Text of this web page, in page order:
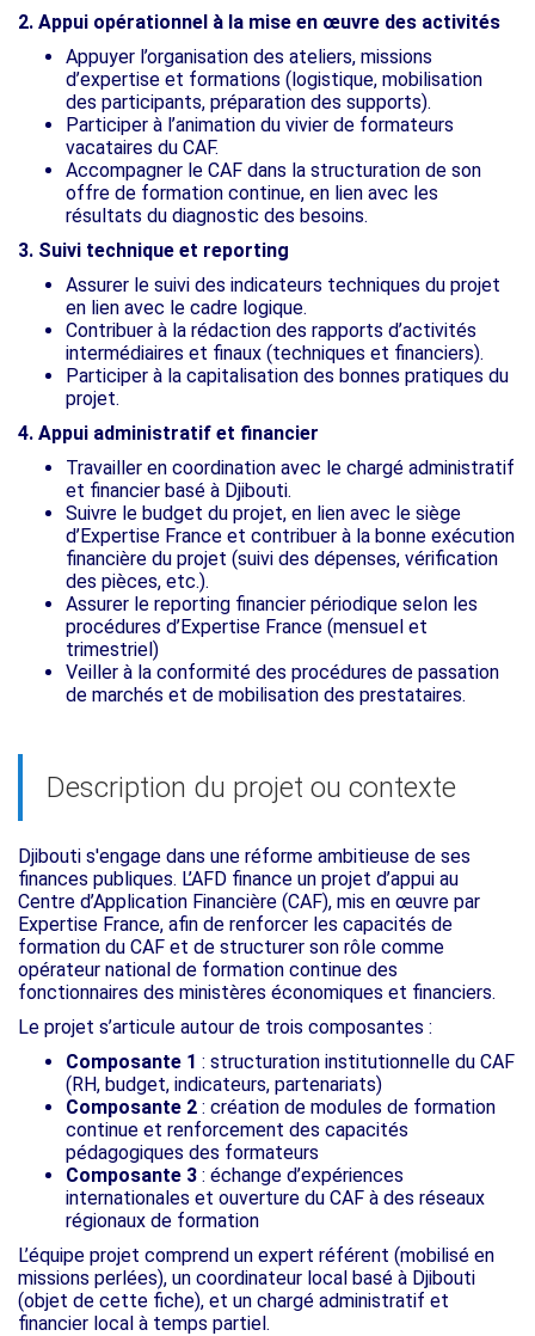
2. Appui opérationnel à la mise en œuvre des activités
Appuyer l’organisation des ateliers, missions
d’expertise et formations (logistique, mobilisation
des participants, préparation des supports).
Participer à l’animation du vivier de formateurs
vacataires du CAF.
Accompagner le CAF dans la structuration de son
offre de formation continue, en lien avec les
résultats du diagnostic des besoins.
3. Suivi technique et reporting
Assurer le suivi des indicateurs techniques du projet
en lien avec le cadre logique.
Contribuer à la rédaction des rapports d’activités
intermédiaires et finaux (techniques et financiers).
Participer à la capitalisation des bonnes pratiques du
projet.
4. Appui administratif et financier
Travailler en coordination avec le chargé administratif
et financier basé à Djibouti.
Suivre le budget du projet, en lien avec le siège
d’Expertise France et contribuer à la bonne exécution
financière du projet (suivi des dépenses, vérification
des pièces, etc.).
Assurer le reporting financier périodique selon les
procédures d’Expertise France (mensuel et
trimestriel)
Veiller à la conformité des procédures de passation
de marchés et de mobilisation des prestataires.
Description du projet ou contexte
Djibouti s'engage dans une réforme ambitieuse de ses
finances publiques. L’AFD finance un projet d’appui au
Centre d’Application Financière (CAF), mis en œuvre par
Expertise France, afin de renforcer les capacités de
formation du CAF et de structurer son rôle comme
opérateur national de formation continue des
fonctionnaires des ministères économiques et financiers.
Le projet s’articule autour de trois composantes :
Composante 1 : structuration institutionnelle du CAF
(RH, budget, indicateurs, partenariats)
Composante 2 : création de modules de formation
continue et renforcement des capacités
pédagogiques des formateurs
Composante 3 : échange d’expériences
internationales et ouverture du CAF à des réseaux
régionaux de formation
L’équipe projet comprend un expert référent (mobilisé en
missions perlées), un coordinateur local basé à Djibouti
(objet de cette fiche), et un chargé administratif et
financier local à temps partiel.